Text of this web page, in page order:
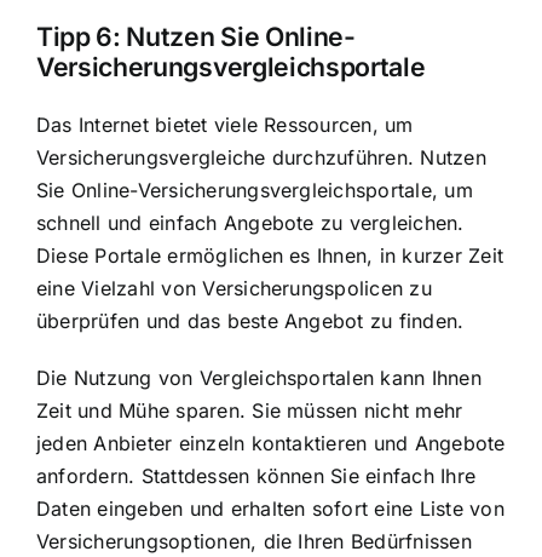
Tipp 6: Nutzen Sie Online-
Versicherungsvergleichsportale
Das Internet bietet viele Ressourcen, um
Versicherungsvergleiche durchzuführen. Nutzen
Sie Online-Versicherungsvergleichsportale, um
schnell und einfach Angebote zu vergleichen.
Diese Portale ermöglichen es Ihnen, in kurzer Zeit
eine Vielzahl von Versicherungspolicen zu
überprüfen und das beste Angebot zu finden.
Die Nutzung von Vergleichsportalen kann Ihnen
Zeit und Mühe sparen. Sie müssen nicht mehr
jeden Anbieter einzeln kontaktieren und Angebote
anfordern. Stattdessen können Sie einfach Ihre
Daten eingeben und erhalten sofort eine Liste von
Versicherungsoptionen, die Ihren Bedürfnissen